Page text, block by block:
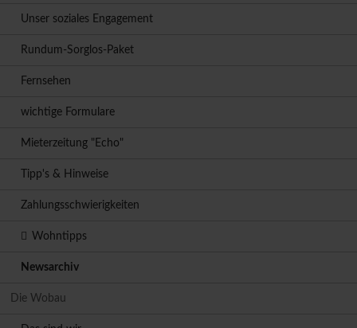
Unser soziales Engagement
Rundum-Sorglos-Paket
Fernsehen
wichtige Formulare
Mieterzeitung "Echo"
Tipp's & Hinweise
Zahlungsschwierigkeiten
Wohntipps
Newsarchiv
Die Wobau